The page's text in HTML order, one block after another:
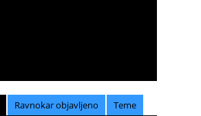
Ravnokar objavljeno Teme